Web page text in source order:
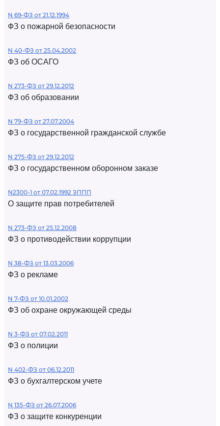
N 69-ФЗ от 21.12.1994
ФЗ о пожарной безопасности
N 40-ФЗ от 25.04.2002
ФЗ об ОСАГО
N 273-ФЗ от 29.12.2012
ФЗ об образовании
N 79-ФЗ от 27.07.2004
ФЗ о государственной гражданской службе
N 275-ФЗ от 29.12.2012
ФЗ о государственном оборонном заказе
N2300-1 от 07.02.1992 ЗППП
О защите прав потребителей
N 273-ФЗ от 25.12.2008
ФЗ о противодействии коррупции
N 38-ФЗ от 13.03.2006
ФЗ о рекламе
N 7-ФЗ от 10.01.2002
ФЗ об охране окружающей среды
N 3-ФЗ от 07.02.2011
ФЗ о полиции
N 402-ФЗ от 06.12.2011
ФЗ о бухгалтерском учете
N 135-ФЗ от 26.07.2006
ФЗ о защите конкуренции